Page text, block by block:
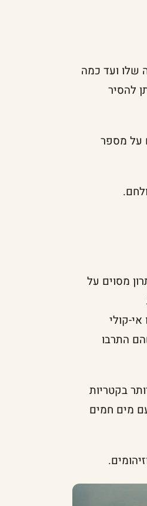
שלו ועד כמה
להסיר
על מספר
מסוים על
קולי
התרבו
בקטריות
מים חמים